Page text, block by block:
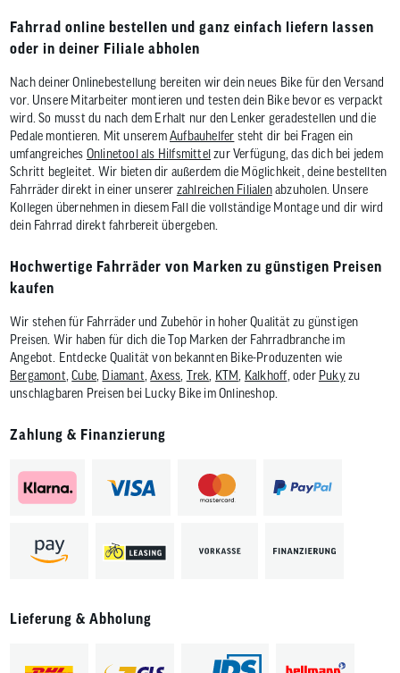
Fahrrad online bestellen und ganz einfach liefern lassen
oder in deiner Filiale abholen
Nach deiner Onlinebestellung bereiten wir dein neues Bike für den Versand
vor. Unsere Mitarbeiter montieren und testen dein Bike bevor es verpackt
wird. So musst du nach dem Erhalt nur den Lenker geradestellen und die
Pedale montieren. Mit unseremAufbauhelfer steht dir bei Fragen ein
umfangreiches Onlinetool als Hilfsmittelzur Verfügung, das dich bei jedem
Schritt begleitet. Wir bieten dir außerdem die Möglichkeit, deine bestellten
Fahrräder direkt in einer unserer zahlreichen Filialenabzuholen. Unsere
Kollegen übernehmen in diesem Fall die vollständige Montage und dir wird
dein Fahrrad direkt fahrbereit übergeben.
Hochwertige Fahrräder von Marken zu günstigen Preisen
kaufen
Wir stehen für Fahrräder und Zubehör in hoher Qualität zu günstigen
Preisen. Wir haben für dich die Top Marken der Fahrradbranche im
Angebot. Entdecke Qualität von bekannten Bike-Produzenten wie
Bergamont ,Cube Diamant ,Axess Trek KTM Kalkhoff, oder Pukyzu
unschlagbaren Preisen bei Lucky Bike im Onlineshop.
Zahlung & Finanzierung
Lieferung & Abholung